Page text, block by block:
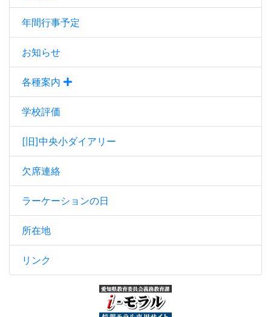
年間行事予定
お知らせ
各種案内
学校評価
[旧]中央小ダイアリー
欠席連絡
ラーケーションの日
所在地
リンク